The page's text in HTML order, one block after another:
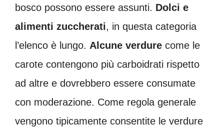
bosco possono essere assunti. Dolci e
alimenti zuccherati, in questa categoria
l’elenco è lungo. Alcune verdure come le
carote contengono più carboidrati rispetto
ad altre e dovrebbero essere consumate
con moderazione. Come regola generale
vengono tipicamente consentite le verdure